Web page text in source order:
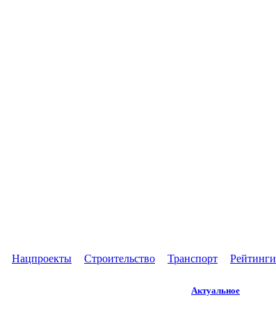
Нацпроекты Строительство Транспорт Рейтинги
Актуальное